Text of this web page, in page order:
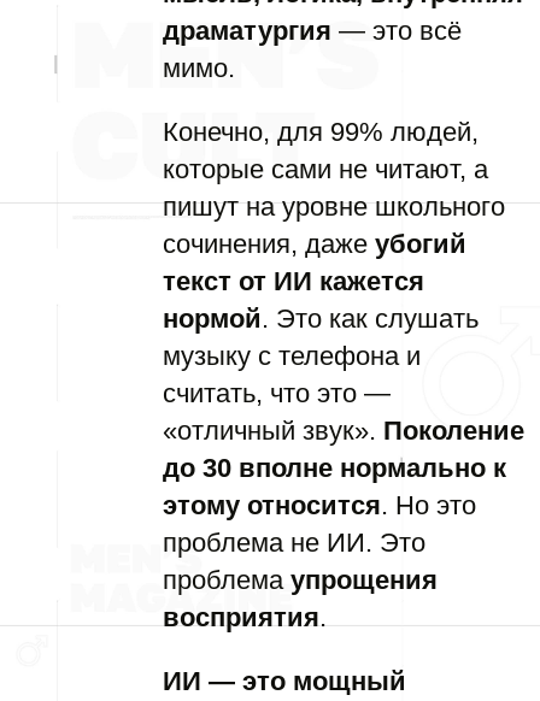
драматургия — это всё
мимо.
Конечно, для 99% людей,
которые сами не читают, а
пишут на уровне школьного
сочинения, даже убогий
текст от ИИ кажется
нормой. Это как слушать
музыку с телефона и
считать, что это —
«отличный звук». Поколение
до 30 вполне нормально к
этому относится. Но это
проблема не ИИ. Это
проблема упрощения
восприятия.
ИИ — это мощный